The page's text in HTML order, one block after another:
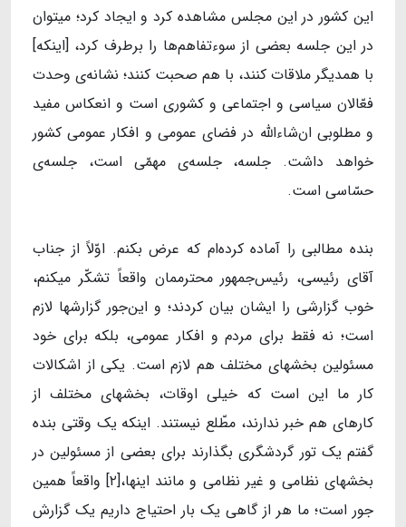
این کشور در این مجلس مشاهده کرد و ایجاد کرد؛ میتوان
در این جلسه بعضی از سوءتفاهم‌ها را برطرف کرد، [اینکه]
با همدیگر ملاقات کنند، با هم صحبت کنند؛ نشانه‌ی وحدت
فعّالان سیاسی و اجتماعی و کشوری است و انعکاس مفید
و مطلوبی ان‌شاءالله در فضای عمومی و افکار عمومی کشور
خواهد داشت. جلسه، جلسه‌ی مهمّی است، جلسه‌ی
حسّاسی است.
بنده مطالبی را آماده کرده‌ام که عرض بکنم. اوّلاً از جناب
آقای رئیسی، رئیس‌جمهور محترممان واقعاً تشکّر میکنم،
خوب گزارشی را ایشان بیان کردند؛ و این‌جور گزارشها لازم
است؛ نه فقط برای مردم و افکار عمومی، بلکه برای خود
مسئولین بخشهای مختلف هم لازم است. یکی از اشکالات
کار ما این است که خیلی اوقات، بخشهای مختلف از
کارهای هم خبر ندارند، مطّلع نیستند. اینکه یک وقتی بنده
گفتم یک تور گردشگری بگذارند برای بعضی از مسئولین در
بخشهای نظامی و غیر نظامی و مانند اینها،[۲] واقعاً همین
جور است؛ ما هر از گاهی یک بار احتیاج داریم یک گزارش